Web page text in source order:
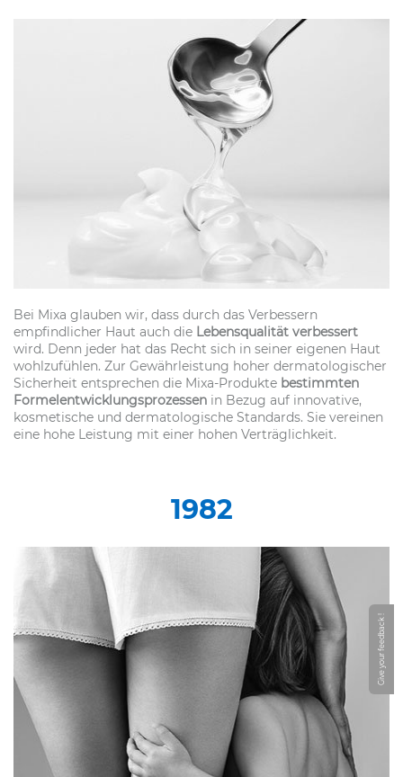
Bei Mixa glauben wir, dass durch das Verbessern
empfindlicher Haut auch die Lebensqualität verbessert
wird. Denn jeder hat das Recht sich in seiner eigenen Haut
wohlzufühlen. Zur Gewährleistung hoher dermatologischer
Sicherheit entsprechen die Mixa-Produkte bestimmten
Formelentwicklungsprozessen in Bezug auf innovative,
kosmetische und dermatologische Standards. Sie vereinen
eine hohe Leistung mit einer hohen Verträglichkeit.
1982
Give your feedback !